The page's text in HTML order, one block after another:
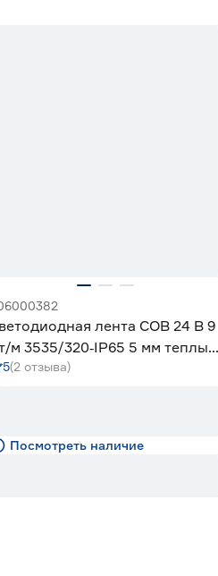
лента COB 24 В 9
м 3535/320‑IP65 5 мм теплый
Geniled
5(2 отзыва)
Посмотреть наличие